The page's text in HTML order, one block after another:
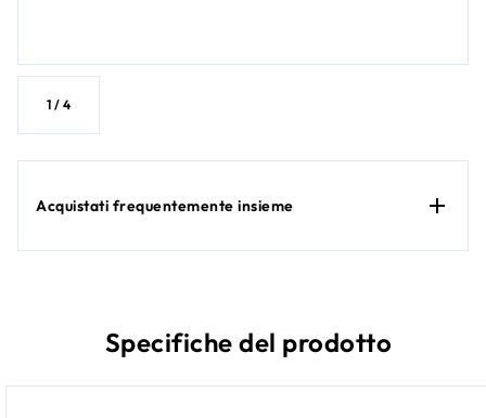
1 / 4
Acquistati frequentemente insieme
Specifiche del prodotto